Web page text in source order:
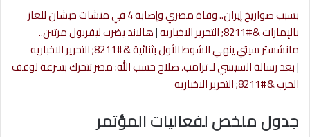
بسبب صواريخ إيران.. وفاة مصري وإصابة 4 في منشآت حبشان للغاز
بالإمارات &#8211; التحرير الاخباريه
|هالاند يضرب ليفربول مرتين..
مانشستر سيتي ينهي الشوط الأول بثنائية &#8211; التحرير الاخباريه
|بعد رسالة السيسي لـ ترامب، صلاح حسب الله: مصر تتحرك بسرعة لوقف
الحرب &#8211; التحرير الاخباريه
جدول ملخص لفعاليات المؤتمر